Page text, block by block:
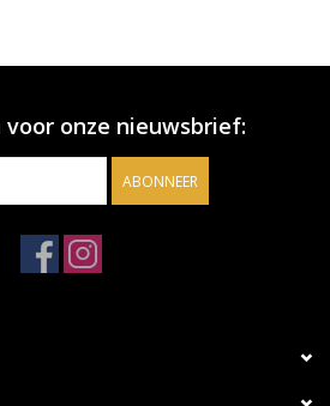
voor onze nieuwsbrief:
ABONNEER